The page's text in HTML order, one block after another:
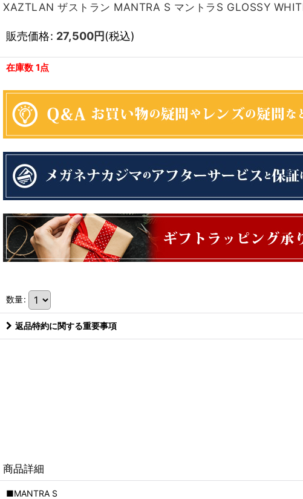
XAZTLAN ザストラン MANTRA S マントラS GLOSSY
販売価格: 27,500円(税込)
在庫数 1点
数量:
返品特約に関する重要事項
商品詳細
■MANTRA S